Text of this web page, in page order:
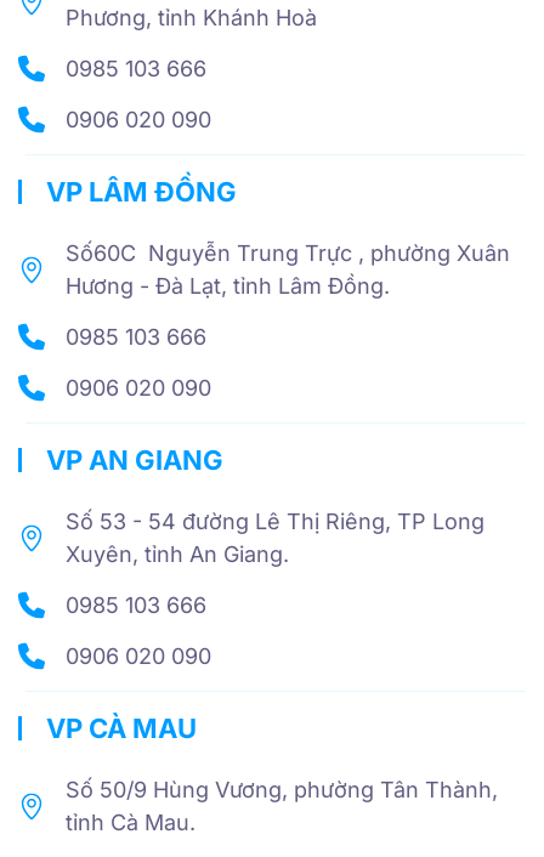
Phương, tỉnh Khánh Hoà
0985 103 666
0906 020 090
VP LÂM ĐỒNG
Số60C Nguyễn Trung Trực , phường Xuân
Hương - Đà Lạt, tỉnh Lâm Đồng.
0985 103 666
0906 020 090
VP AN GIANG
Số 53 - 54 đường Lê Thị Riêng, TP Long
Xuyên, tỉnh An Giang.
0985 103 666
0906 020 090
VP CÀ MAU
Số 50/9 Hùng Vương, phường Tân Thành,
tỉnh Cà Mau.